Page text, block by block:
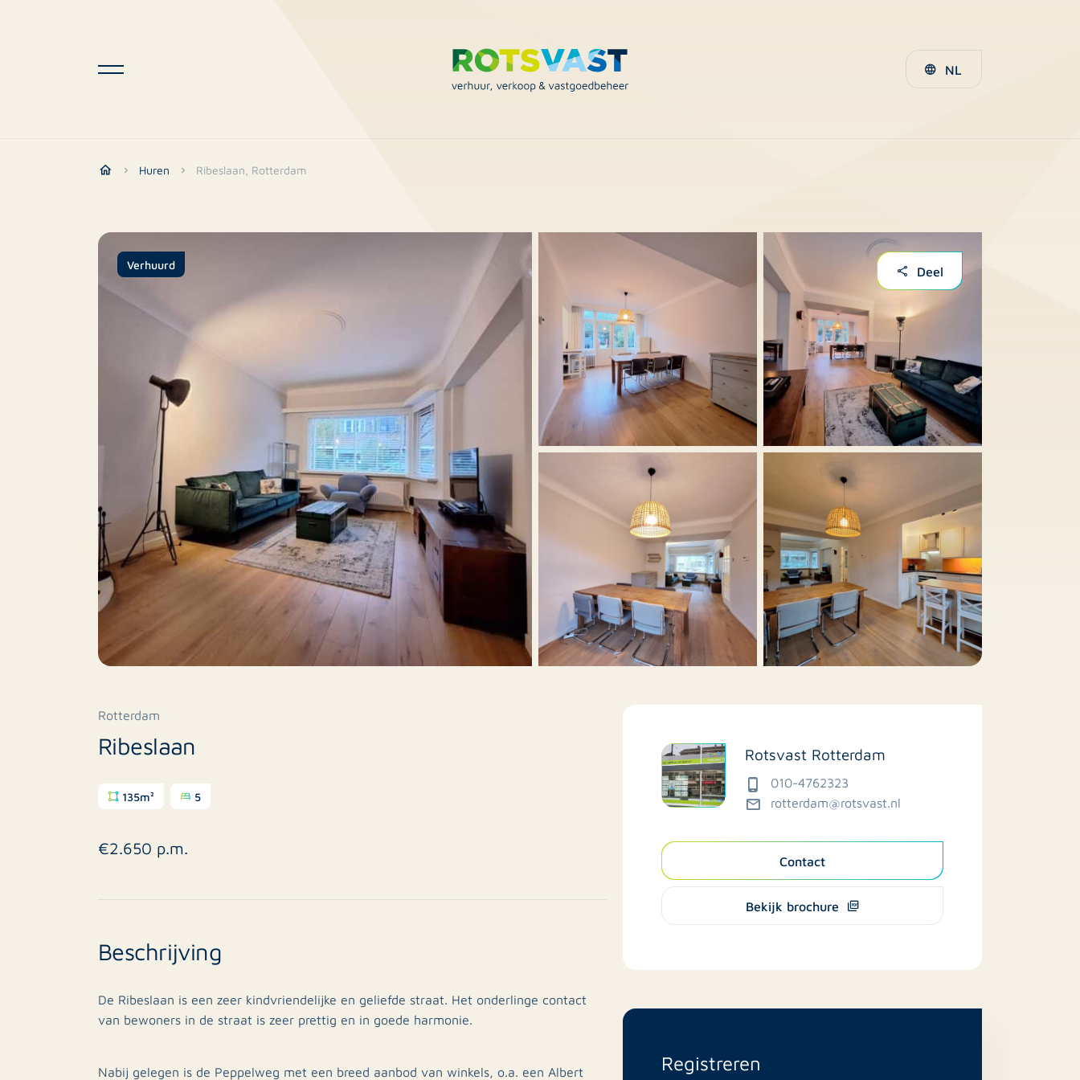
NL
Huren Ribeslaan, Rotterdam
Deel
Verhuurd
Rotterdam
Ribeslaan
135m² 5
€2.650 p.m.
Beschrijving
De Ribeslaan is een zeer kindvriendelijke en geliefde straat. Het onderlinge contact
van bewoners in de straat is zeer prettig en in goede harmonie.
Nabij gelegen is de Peppelweg met een breed aanbod van winkels, o.a. een Albert
Rotsvast Rotterdam
010-4762323
rotterdam@rotsvast.nl
Contact
Bekijk brochure
Registreren